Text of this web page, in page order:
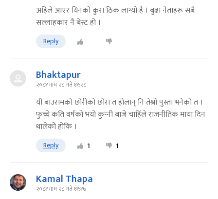
अहिले आएर यिनको कुरा ठिक लाग्यो है । बुढा नेताहरू सबै
सल्लाहकार नै बेस्ट हो ।
Reply
Bhaktapur
२०८१ माघ २८ गते ११:२८
यी बाउरामको छोरीको छोरा त होलान् नि तेश्रो पुस्ता भनेको त ।
फुच्चे कति वर्षको भयो कुन्‍नी बाजे चाहिंले राजनीतिक माया दिन
थालेको होकि ।
Reply 1 1
Kamal Thapa
२०८१ माघ २८ गते ११:१७